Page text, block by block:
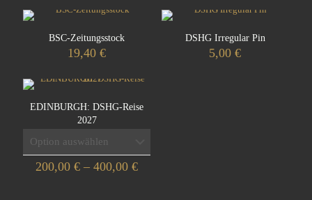
BSC-Zeitungsstock
19,40€
DSHG Irregular Pin
5,00€
EDINBURGH: DSHG-Reise
2027
200,00€ –400,00€Preisspanne: